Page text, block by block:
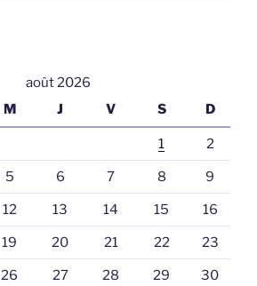
août 2026
M J V S D
1 2
5 6 7 8 9
12 13 14 15 16
19 20 21 22 23
26 27 28 29 30